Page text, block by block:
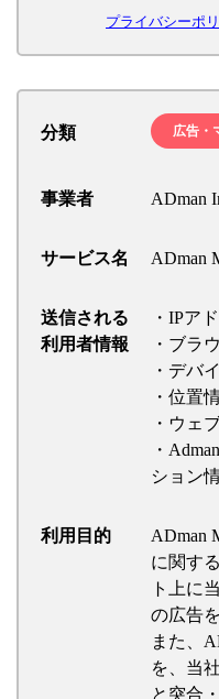
プライバシーポ
分類 広告・
事業者 ADman
サービス名 ADman
送信される
利用者情報
・IPア
・ブラ
・デバ
・位置
・ウェ
・
ション
利用目的
ADman
に関す
ト上に
の広告
また、
を、当
と突合